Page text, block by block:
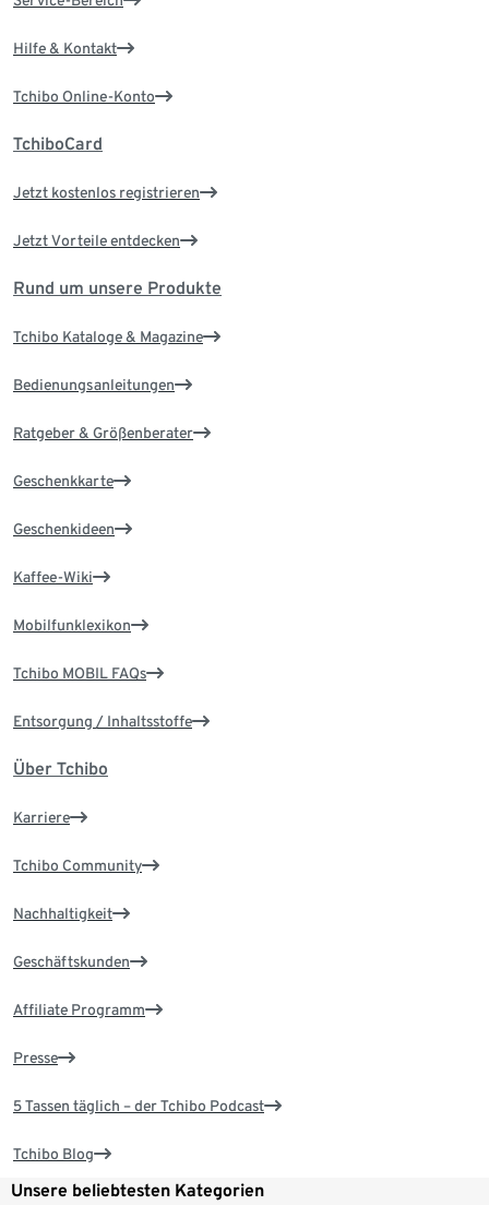
Hilfe & Kontakt
Tchibo Online-Konto
TchiboCard
Jetzt kostenlos registrieren
Jetzt Vorteile entdecken
Rund um unsere Produkte
Tchibo Kataloge & Magazine
Bedienungsanleitungen
Ratgeber & Größenberater
Geschenkkarte
Geschenkideen
Kaffee-Wiki
Mobilfunklexikon
Tchibo MOBIL FAQs
Entsorgung / Inhaltsstoffe
Über Tchibo
Karriere
Tchibo Community
Nachhaltigkeit
Geschäftskunden
Affiliate Programm
Presse
5 Tassen täglich – der Tchibo Podcast
Tchibo Blog
Unsere beliebtesten Kategorien